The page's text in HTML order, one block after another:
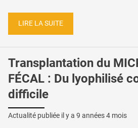
LIRE LA SUITE
Transplantation du
FÉCAL : Du lyophilisé
difficile
Actualité publiée il y a 9 années 4 mois